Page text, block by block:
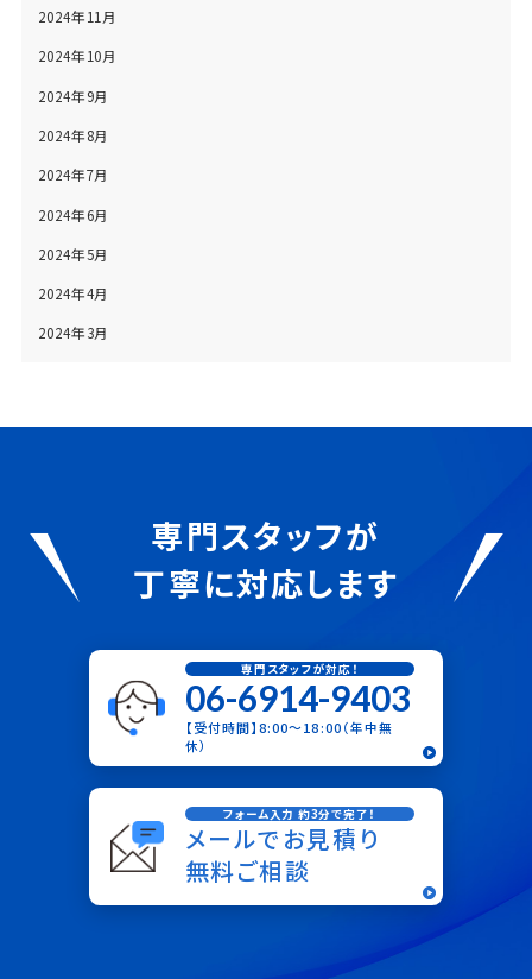
2024年11月
2024年10月
2024年9月
2024年8月
2024年7月
2024年6月
2024年5月
2024年4月
2024年3月
専門スタッフが
丁寧に対応します
専門スタッフが対応！
06-6914-9403
【受付時間】8:00〜18:00（年中無
休）
フォーム入力 約3分で完了！
メールでお見積り
無料ご相談